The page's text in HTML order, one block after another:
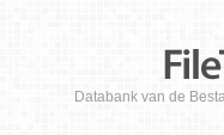
Databank van de